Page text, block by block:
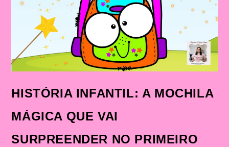
HISTÓRIA INFANTIL: A MOCHILA
MÁGICA QUE VAI
SURPREENDER NO PRIMEIRO